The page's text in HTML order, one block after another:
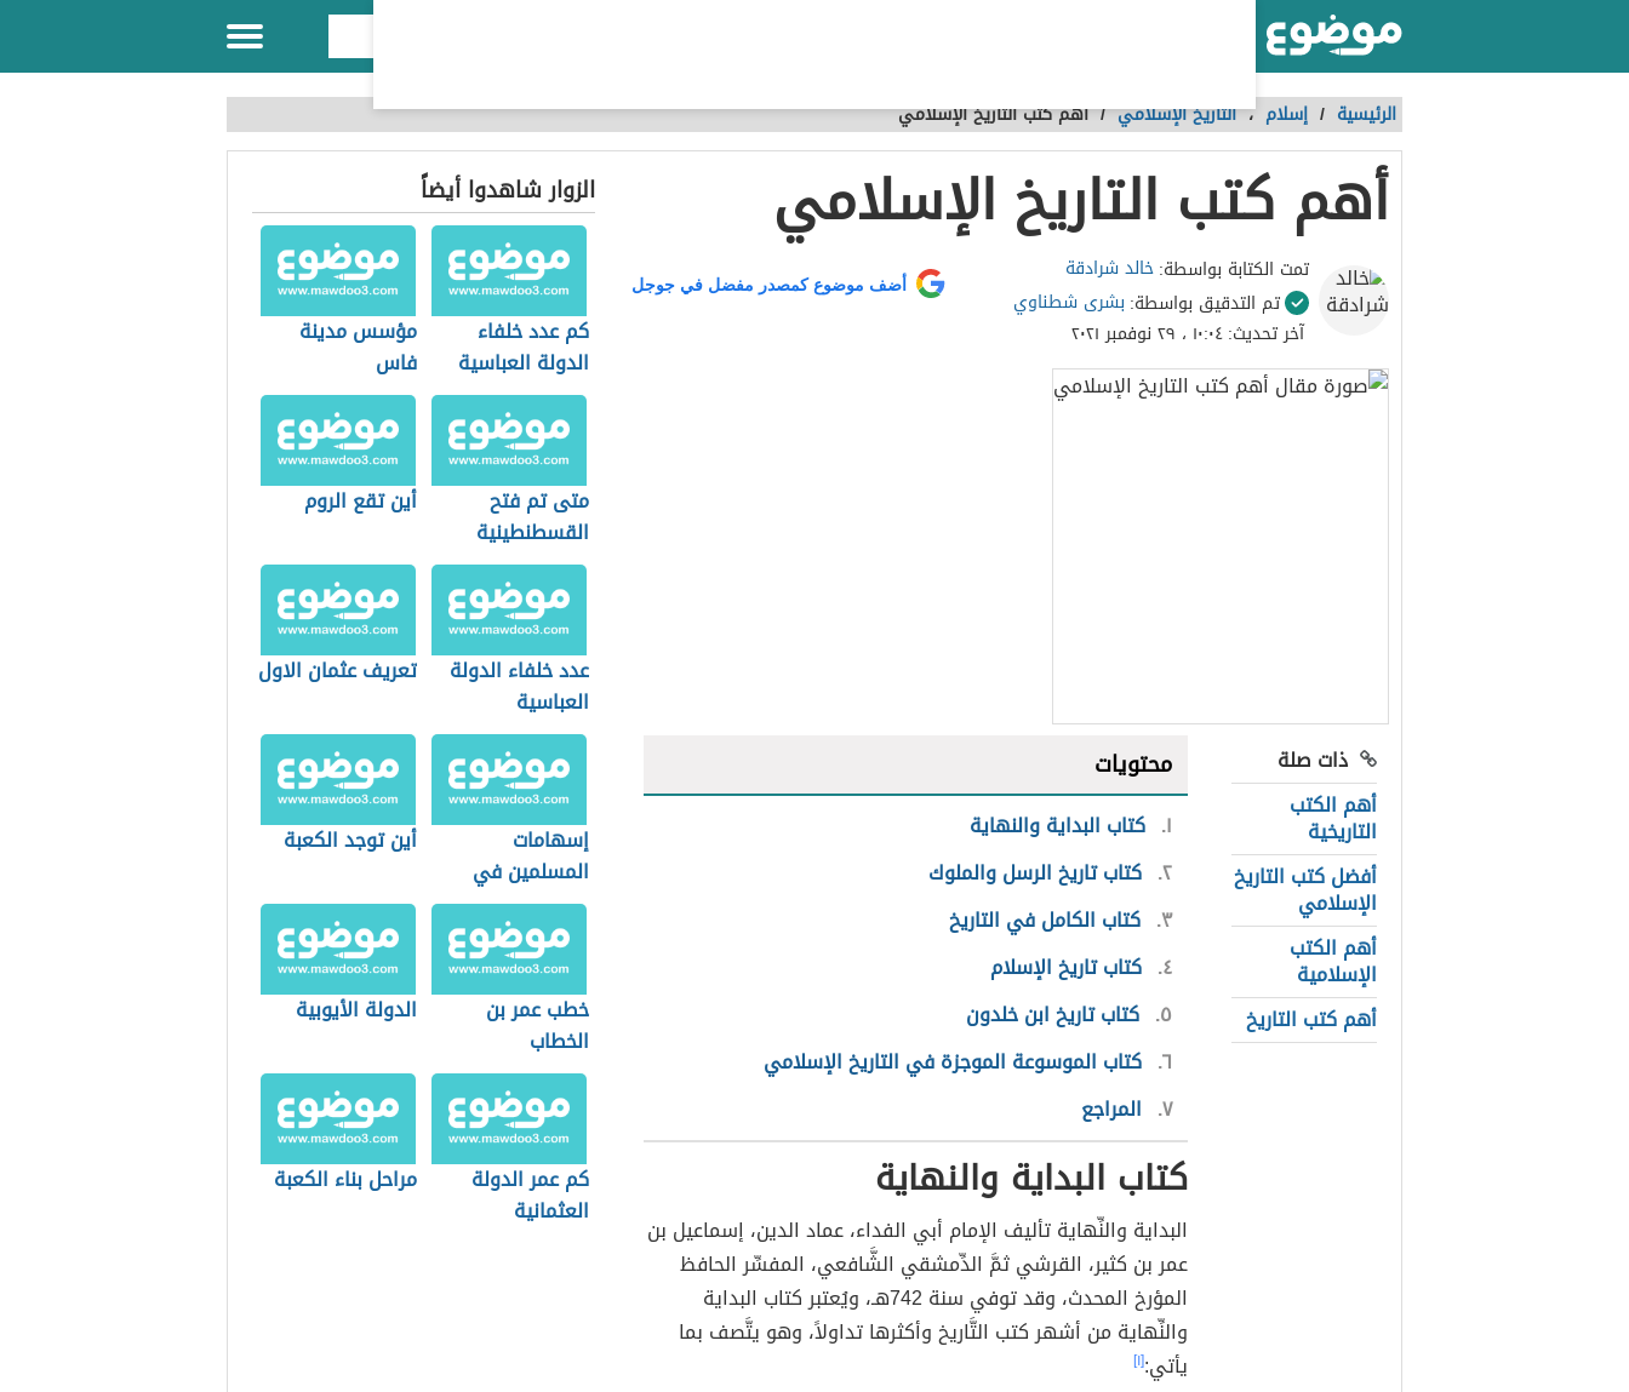
الرئيسية / إسلام ،التاريخ الإسلامي /أهم كتب التاريخ الإسلامي
أهم كتب التاريخ الإسلامي
تمت الكتابة بواسطة:خالد شرادقة
تم التدقيق بواسطة: بشرى شطناوي
آخر تحديث:١٠:٠٤ ، ٢٩ نوفمبر ٢٠٢١
أضف موضوع كمصدر مفضل في جوجل
ذات صلة
أهم الكتب
التاريخية
أفضل كتب التاريخ
الإسلامي
أهم الكتب
الإسلامية
أهم كتب التاريخ
محتويات
١ كتاب البداية والنهاية
٢ كتاب تاريخ الرسل والملوك
٣ كتاب الكامل في التاريخ
٤ كتاب تاريخ الإسلام
٥ كتاب تاريخ ابن خلدون
٦ كتاب الموسوعة الموجزة في التاريخ الإسلامي
٧ المراجع
كتاب البداية والنهاية
البداية والنِّهاية تأليف الإمام أبي الفداء، عماد الدين، إسماعيل بن
عمر بن كثير، القرشي ثمَّ الدِّمشقي الشَّافعي، المفسِّر الحافظ
المؤرخ المحدث، وقد توفي سنة 742هـ، ويُعتبر كتاب البداية
والنِّهاية من أشهر كتب التَّاريخ وأكثرها تداولاً، وهو يتَّصف بما
يأتي:[١]
الزوار شاهدوا أيضاً
كم عدد خلفاء
الدولة العباسية
مؤسس مدينة
فاس
متى تم فتح
القسطنطينية
أين تقع الروم
عدد خلفاء الدولة
العباسية
تعريف عثمان الاول
إسهامات
المسلمين في
الحضارة العالمية
أين توجد الكعبة
خطب عمر بن
الخطاب
الدولة الأيوبية
كم عمر الدولة
العثمانية
مراحل بناء الكعبة